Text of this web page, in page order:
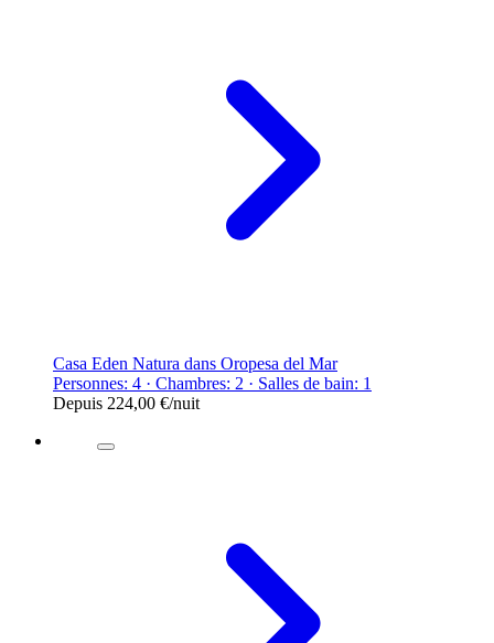
Casa Eden Natura dans Oropesa del Mar
Personnes: 4 · Chambres: 2 · Salles de bain: 1
Depuis 224,00 €/nuit